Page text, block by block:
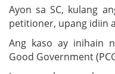
Ayon sa SC, kulang
petitioner, upang idiin
Ang kaso ay inihain
Good Government